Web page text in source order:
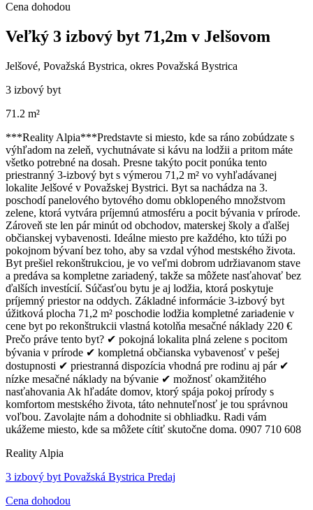
Cena dohodou
Veľký 3 izbový byt 71,2m v Jelšovom
Jelšové, Považská Bystrica, okres Považská Bystrica
3 izbový byt
71.2 m²
***Reality Alpia***Predstavte si miesto, kde sa ráno zobúdzate s
výhľadom na zeleň, vychutnávate si kávu na lodžii a pritom máte
všetko potrebné na dosah. Presne takýto pocit ponúka tento
priestranný 3-izbový byt s výmerou 71,2 m² vo vyhľadávanej
lokalite Jelšové v Považskej Bystrici. Byt sa nachádza na 3.
poschodí panelového bytového domu obklopeného množstvom
zelene, ktorá vytvára príjemnú atmosféru a pocit bývania v prírode.
Zároveň ste len pár minút od obchodov, materskej školy a ďalšej
občianskej vybavenosti. Ideálne miesto pre každého, kto túži po
pokojnom bývaní bez toho, aby sa vzdal výhod mestského života.
Byt prešiel rekonštrukciou, je vo veľmi dobrom udržiavanom stave
a predáva sa kompletne zariadený, takže sa môžete nasťahovať bez
ďalších investícií. Súčasťou bytu je aj lodžia, ktorá poskytuje
príjemný priestor na oddych. Základné informácie 3-izbový byt
úžitková plocha 71,2 m² poschodie lodžia kompletné zariadenie v
cene byt po rekonštrukcii vlastná kotolňa mesačné náklady 220 €
Prečo práve tento byt? ✔ pokojná lokalita plná zelene s pocitom
bývania v prírode ✔ kompletná občianska vybavenosť v pešej
dostupnosti ✔ priestranná dispozícia vhodná pre rodinu aj pár ✔
nízke mesačné náklady na bývanie ✔ možnosť okamžitého
nasťahovania Ak hľadáte domov, ktorý spája pokoj prírody s
komfortom mestského života, táto nehnuteľnosť je tou správnou
voľbou. Zavolajte nám a dohodnite si obhliadku. Radi vám
ukážeme miesto, kde sa môžete cítiť skutočne doma. 0907 710 608
Reality Alpia
3 izbový byt Považská Bystrica Predaj
Cena dohodou